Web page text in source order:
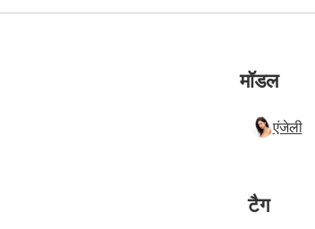
मॉडल
एंजेली
टैग